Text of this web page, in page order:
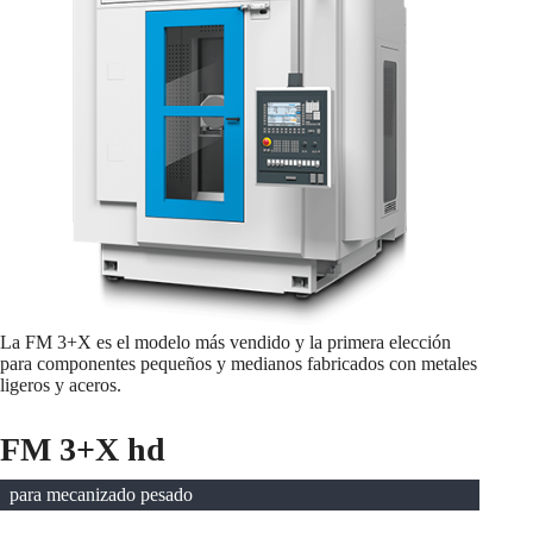
La FM 3+X es el modelo más vendido y la primera elección
para componentes pequeños y medianos fabricados con metales
ligeros y aceros.
FM 3+X hd
para mecanizado pesado